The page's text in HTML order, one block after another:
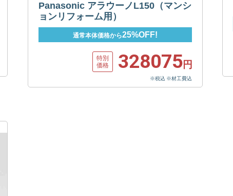
Panasonic アラウーノL150（マンシ
ョンリフォーム用）
通常本体価格から25%OFF!
特別
価格
328075円
※税込 ※材工費込